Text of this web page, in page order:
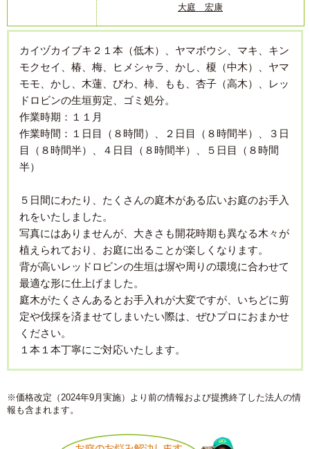
大庭 宏康
カイヅカイブキ２１本（低木）、ヤマボウシ、マキ、キン
モクセイ、椿、梅、ヒメシャラ、かし、榎（中木）、ヤマ
モモ、かし、木蓮、びわ、柿、もも、杏子（高木）、レッ
ドロビンの生垣剪定、ゴミ処分。
作業時期：１１月
作業時間：１日目（８時間）、２日目（８時間半）、３日
目（８時間半）、４日目（８時間半）、５日目（８時間
半）
５日間にわたり、たくさんの庭木がある広いお庭のお手入
れをいたしました。
写真にはありませんが、大きさも開花時期も異なる木々が
植えられており、お庭に出ることが楽しくなります。
背が高いレッドロビンの生垣は塀や周りの環境に合わせて
最適な形に仕上げました。
庭木がたくさんあるとお手入れが大変ですが、いちどに剪
定や伐採を済ませてしまいたい際は、ぜひプロにおまかせ
ください。
１本１本丁寧にご対応いたします。
※価格改定（2024年9月実施）より前の情報および提携終了した法人の情
報も含まれます。